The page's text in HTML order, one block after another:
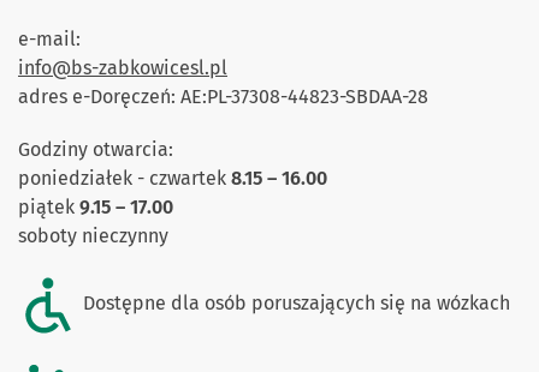
e-mail:
info@bs-zabkowicesl.pl
adres e-Doręczeń: AE:PL-37308-44823-SBDAA-28
Godziny otwarcia:
poniedziałek - czwartek 8.15 – 16.00
piątek 9.15 – 17.00
soboty nieczynny
Dostępne dla osób poruszających się na wózkach